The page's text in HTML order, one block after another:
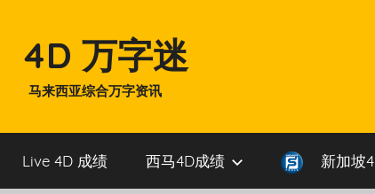
content4D 万字迷
马来西亚综合万字资讯
Live 4D 成绩 西马4D成绩 新加坡